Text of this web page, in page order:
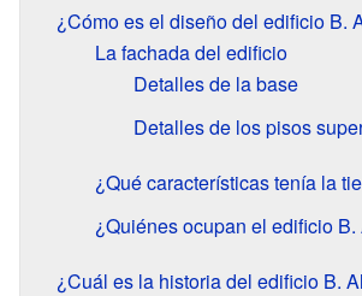
¿Cómo es el diseño del edificio B.
La fachada del edificio
Detalles de la base
Detalles de los pisos
¿Qué características tenía la
¿Quiénes ocupan el edificio B.
¿Cuál es la historia del edificio B.